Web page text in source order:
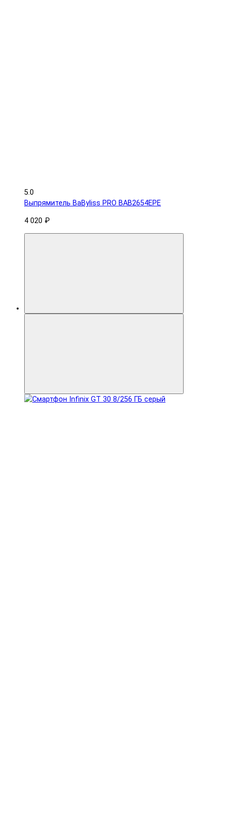
5.0
Выпрямитель BaByliss PRO BAB2654EPE
4 020 ₽